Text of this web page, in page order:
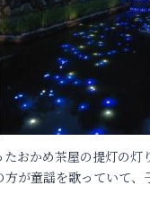
おかめ茶屋の提灯の灯
が童謡を歌っていて、